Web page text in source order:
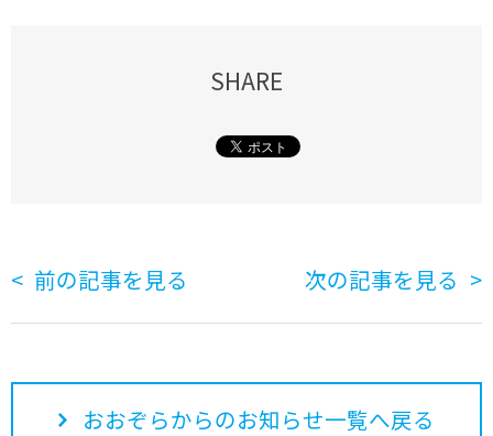
SHARE
前の記事を見る 次の記事を見る
おおぞらからのお知らせ一覧へ戻る